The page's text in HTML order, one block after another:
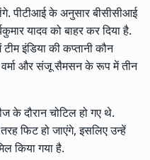
पीटीआई के अनुसार बीसीसीआई
यादव को बाहर कर दिया है.
इंडिया की कप्तानी कौन
और संजू सैमसन के रूप में तीन
के दौरान चोटिल हो गए थे.
फिट हो जाएंगे, इसलिए उन्हें
किया गया है.